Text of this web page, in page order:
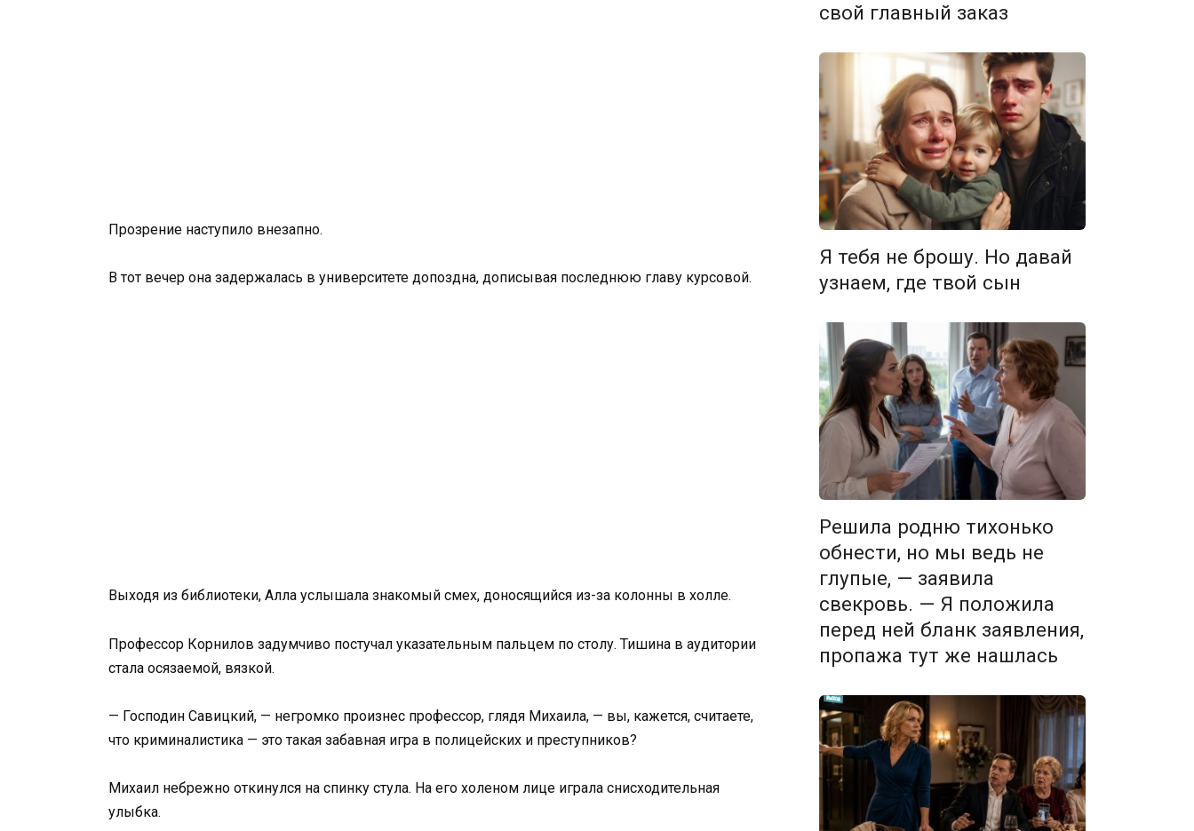
Прозрение наступило внезапно.
В тот вечер она задержалась в университете допоздна, дописывая последнюю главу курсовой.
Выходя из библиотеки, Алла услышала знакомый смех, доносящийся из-за колонны в холле.
Профессор Корнилов задумчиво постучал указательным пальцем по столу. Тишина в аудитории
стала осязаемой, вязкой.
— Господин Савицкий, — негромко произнес профессор, глядя Михаила, — вы, кажется, считаете,
что криминалистика — это такая забавная игра в полицейских и преступников?
Михаил небрежно откинулся на спинку стула. На его холеном лице играла снисходительная
улыбка.
свой главный заказ
Я тебя не брошу. Но давай
узнаем, где твой сын
Решила родню тихонько
обнести, но мы ведь не
глупые, — заявила
свекровь. — Я положила
перед ней бланк заявления,
пропажа тут же нашлась